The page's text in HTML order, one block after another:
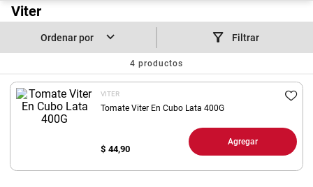
Viter
Filtrar
4 productos
VITER
Tomate Viter En Cubo Lata 400G
$ 44,90
Agregar
leche
4. queso
5. bondiola
. yerba
. pollo